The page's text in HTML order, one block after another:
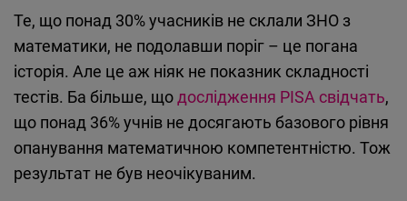
Те, що понад 30% учасників не склали ЗНО з
математики, не подолавши поріг – це погана
історія. Але це аж ніяк не показник складності
тестів. Ба більше, щодослідження PISA свідчать,
що понад 36% учнів не досягають базового рівня
опанування математичною компетентністю. Тож
результат не був неочікуваним.